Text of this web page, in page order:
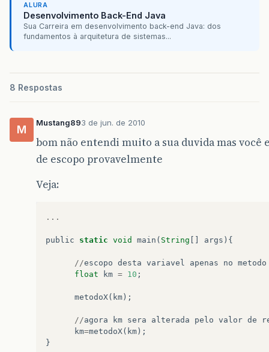
ALURA
Desenvolvimento Back-End Java
Sua Carreira em desenvolvimento back-end Java: dos
fundamentos à arquitetura de sistemas...
8 Respostas
M
Mustang893 de jun. de 2010
bom não entendi muito a sua duvida mas você
de escopo provavelmente
Veja:
...
public static void main ( String [] args ){
//escopo desta variavel apenas no metodo
float
km = 10 ;
metodoX( km);
//agora km sera alterada pelo valor de
km=metodoX( km);
}